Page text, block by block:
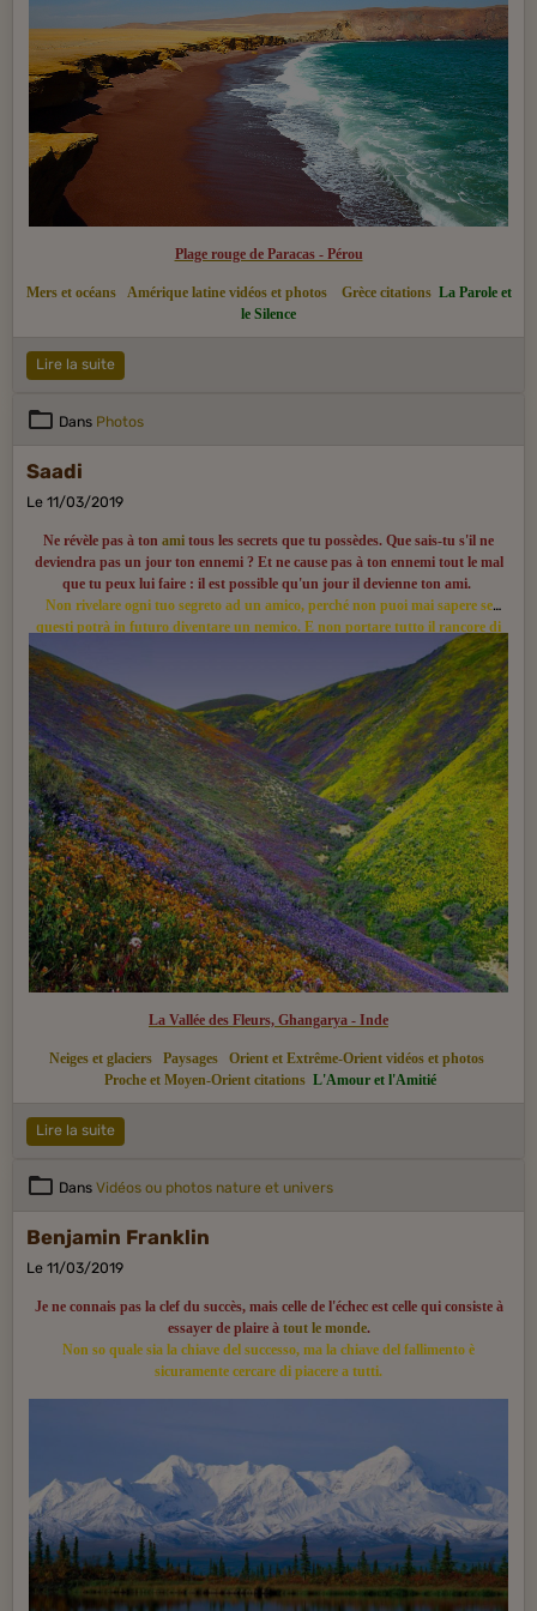
Plage rouge de Paracas - Pérou
Mers et océans Amérique latine vidéos et photos Grèce citations La Parole et
le Silence
Lire la suite
Dans Photos
Saadi
Le 11/03/2019
Ne révèle pas à ton ami tous les secrets que tu possèdes. Que sais-tu s'il ne
deviendra pas un jour ton ennemi ? Et ne cause pas à ton ennemi tout le mal
que tu peux lui faire : il est possible qu'un jour il devienne ton ami.
Non rivelare ogni tuo segreto ad un amico, perché non puoi mai sapere se
questi potrà in futuro diventare un nemico. E non portare tutto il rancore di
cui sei capace verso un nemico, perché egli potrà un giorno diventarti amico
La Vallée des Fleurs, Ghangarya - Inde
Neiges et glaciers Paysages
Orient et Extrême-Orient vidéos et photos
Proche et Moyen-Orient citations L'Amour et l'Amitié
Lire la suite
Dans Vidéos ou photos nature et univers
Benjamin Franklin
Le 11/03/2019
Je ne connais pas la clef du succès, mais celle de l'échec est celle qui consiste à
essayer de plaire à tout le monde.
Non so quale sia la chiave del successo, ma la chiave del fallimento è
sicuramente cercare di piacere a tutti.